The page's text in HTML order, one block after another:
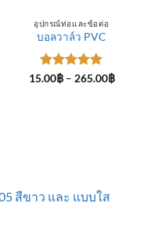
อุปกรณ์ท่อและข้อต่อ
บอลวาล์ว PVC
ให้คะแนน
15.00฿ – 265.00฿Price
สีขาว และ แบบใส